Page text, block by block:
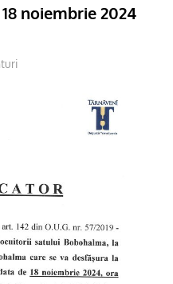
noiembrie 2024